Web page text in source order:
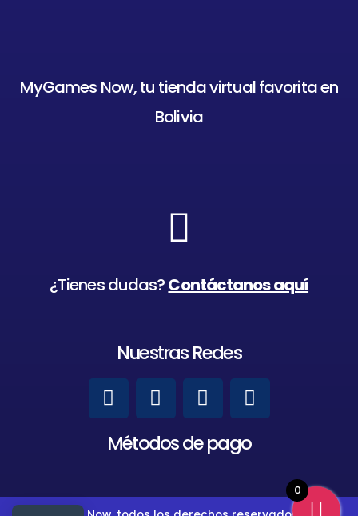
MyGames Now, tu tienda virtual favorita en
Bolivia
¿Tienes dudas?Contáctanos aquí
Nuestras Redes
Métodos de pago
0